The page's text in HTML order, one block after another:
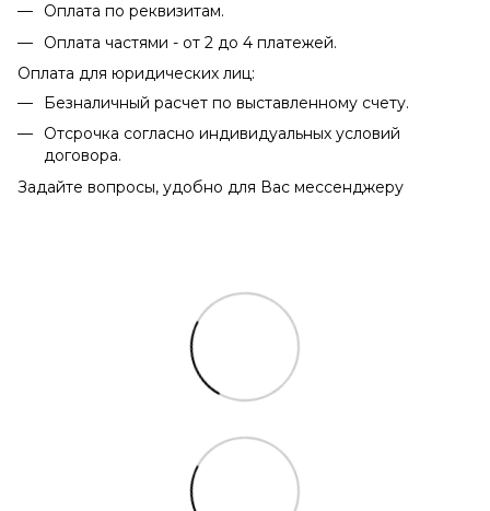
Оплата по реквизитам.
Оплата частями - от 2 до 4 платежей.
Оплата для юридических лиц:
Безналичный расчет по выставленному счету.
Отсрочка согласно индивидуальных условий
договора.
Задайте вопросы, удобно для Вас мессенджеру